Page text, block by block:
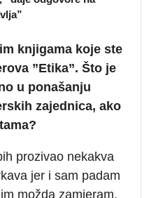
knjigama koje ste
”Etika”. Što je
u ponašanju
zajednica, ako
prozivao nekakva
jer i sam padam
možda zamjeram.